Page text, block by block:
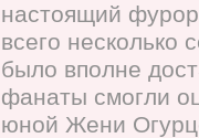
настоящий
всего несколько
было вполне
фанаты смогли
юной Жени